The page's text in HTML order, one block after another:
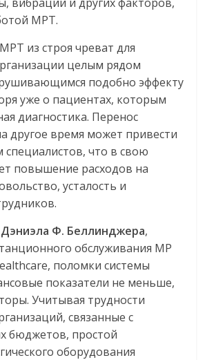
МРТ.
из строя чреват для
целым рядом
подобно эффекту
уже о пациентах, которым
диагностика. Перенос
другое время может привести
специалистов, что в свою
повышение расходов на
усталость и
Дэниэла Ф. Беллинджера,
обслуживания МР
поломки системы
показатели не меньше,
Учитывая трудности
связанные с
бюджетов, простой
оборудования